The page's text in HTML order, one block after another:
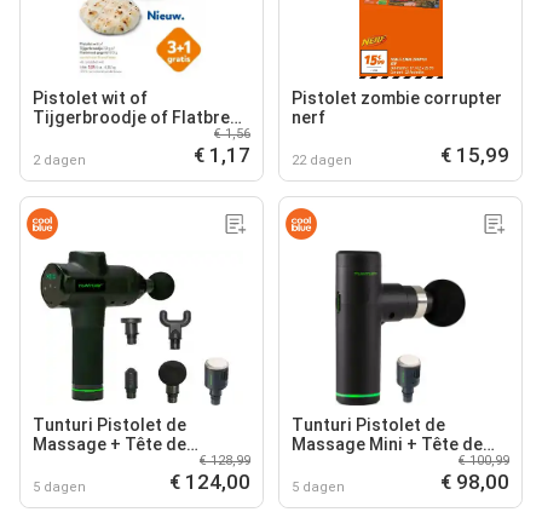
Pistolet wit of
Tijgerbroodje of Flatbread
2 dagen
€ 1,56
€ 1,17
Pistolet zombie corrupter
nerf
22 dagen € 15,99
Tunturi Pistolet de
Massage + Tête de
Massage Chaud et Froid
5 dagen
€ 128,99
€ 124,00
Tunturi Pistolet de
Massage Mini + Tête de
Massage Chaud et Froid
5 dagen
€ 100,99
€ 98,00